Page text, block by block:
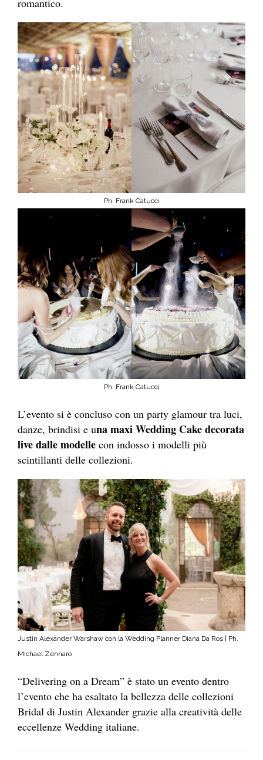
romantico.
Ph. Frank Catucci
Ph. Frank Catucci
L’evento si è concluso con un party glamour tra luci,
danze, brindisi e una maxi Wedding Cake decorata
live dalle modelle con indosso i modelli più
scintillanti delle collezioni.
Justin Alexander Warshaw con la Wedding Planner Diana Da Ros | Ph.
Michael Zennaro
“Delivering on a Dream” è stato un evento dentro
l’evento che ha esaltato la bellezza delle collezioni
Bridal di Justin Alexander grazie alla creatività delle
eccellenze Wedding italiane.